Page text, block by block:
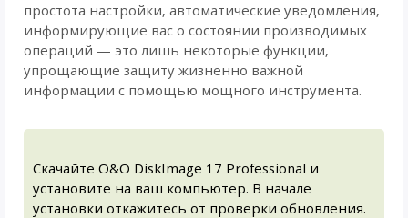
простота настройки, автоматические уведомления,
информирующие вас о состоянии производимых
операций — это лишь некоторые функции,
упрощающие защиту жизненно важной
информации с помощью мощного инструмента.
Скачайте O&O DiskImage 17 Professional и
установите на ваш компьютер. В начале
установки откажитесь от проверки обновления.